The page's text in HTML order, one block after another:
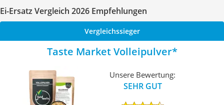
Ei-Ersatz Vergleich 2026 Empfehlungen
Vergleichssieger
Taste Market Volleipulver
Unsere Bewertung:
SEHR GUT